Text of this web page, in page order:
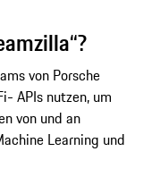
von Porsche
APIs nutzen, um
von und an
Learning und